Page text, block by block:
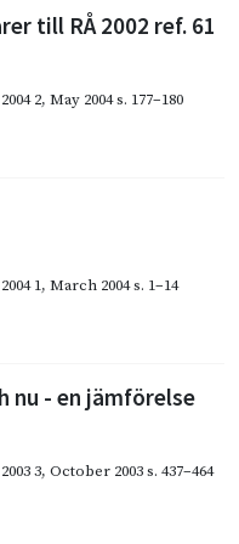
till RÅ 2002 ref. 61
2, May 2004s. 177–180
1, March 2004s. 1–14
nu - en jämförelse
3, October 2003s. 437–464